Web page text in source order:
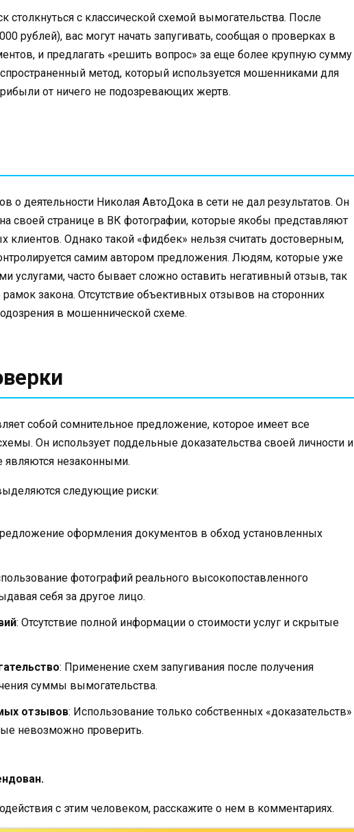
столкнуться с классической схемой вымогательства. После
рублей), вас могут начать запугивать, сообщая о проверках в
и предлагать «решить вопрос» за еще более крупную сумму
метод, который используется мошенниками для
от ничего не подозревающих жертв.
о деятельности Николая АвтоДока в сети не дал результатов. Он
своей странице в ВК фотографии, которые якобы представляют
клиентов. Однако такой «фидбек» нельзя считать достоверным,
самим автором предложения. Людям, которые уже
услугами, часто бывает сложно оставить негативный отзыв, так
рамок закона. Отсутствие объективных отзывов на сторонних
в мошеннической схеме.
собой сомнительное предложение, которое имеет все
Он использует поддельные доказательства своей личности и
являются незаконными.
следующие риски:
оформления документов в обход установленных
фотографий реального высокопоставленного
себя за другое лицо.
: Отсутствие полной информации о стоимости услуг и скрытые
: Применение схем запугивания после получения
суммы вымогательства.
отзывов: Использование только собственных «доказательств»
невозможно проверить.
с этим человеком, расскажите о нем в комментариях.